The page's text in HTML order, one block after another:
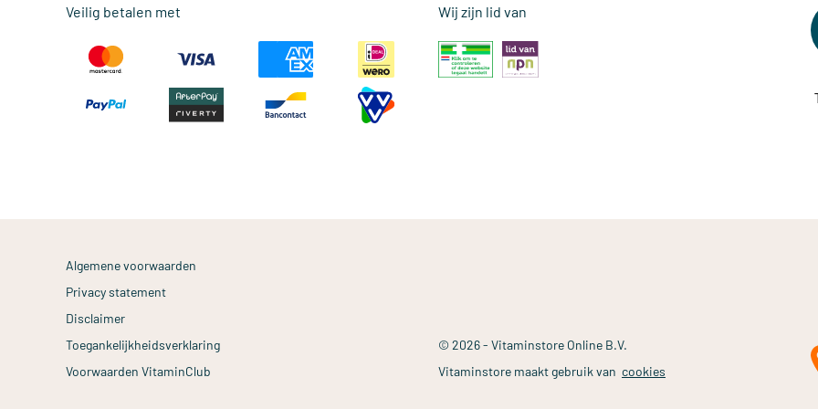
Veilig betalen met Wij zijn lid van
Algemene voorwaarden
Privacy statement
Disclaimer
Toegankelijkheidsverklaring
Voorwaarden VitaminClub
© 2026 - Vitaminstore Online B.V.
Vitaminstore maakt gebruik van cookies